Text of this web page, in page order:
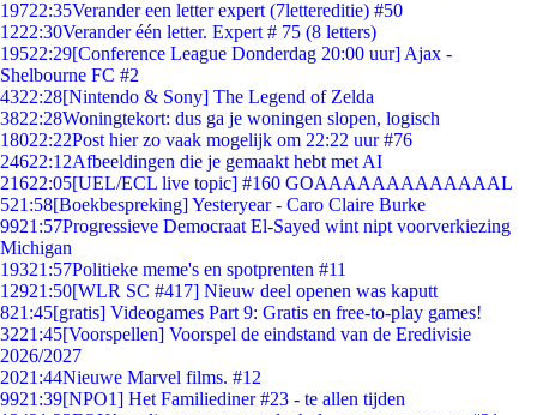
19722:35Verander een letter expert (7lettereditie) #50
1222:30Verander één letter. Expert # 75 (8 letters)
19522:29[Conference League Donderdag 20:00 uur] Ajax -
Shelbourne FC #2
4322:28[Nintendo & Sony] The Legend of Zelda
3822:28Woningtekort: dus ga je woningen slopen, logisch
18022:22Post hier zo vaak mogelijk om 22:22 uur #76
24622:12Afbeeldingen die je gemaakt hebt met AI
21622:05[UEL/ECL live topic] #160 GOAAAAAAAAAAAAAL
521:58[Boekbespreking] Yesteryear - Caro Claire Burke
9921:57Progressieve Democraat El-Sayed wint nipt voorverkiezing
Michigan
19321:57Politieke meme's en spotprenten #11
12921:50[WLR SC #417] Nieuw deel openen was kaputt
821:45[gratis] Videogames Part 9: Gratis en free-to-play games!
3221:45[Voorspellen] Voorspel de eindstand van de Eredivisie
2026/2027
2021:44Nieuwe Marvel films. #12
9921:39[NPO1] Het Familiediner #23 - te allen tijden